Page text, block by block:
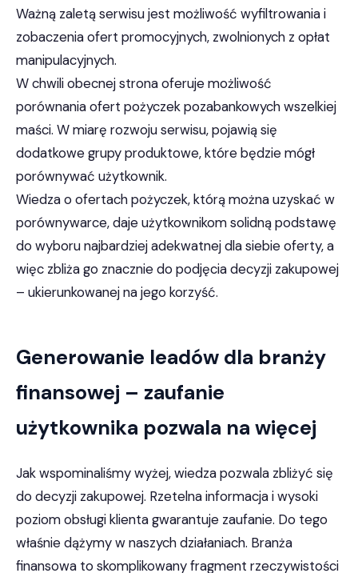
Ważną zaletą serwisu jest możliwość wyfiltrowania i
zobaczenia ofert promocyjnych, zwolnionych z opłat
manipulacyjnych.
W chwili obecnej strona oferuje możliwość
porównania ofert pożyczek pozabankowych wszelkiej
maści. W miarę rozwoju serwisu, pojawią się
dodatkowe grupy produktowe, które będzie mógł
porównywać użytkownik.
Wiedza o ofertach pożyczek, którą można uzyskać w
porównywarce, daje użytkownikom solidną podstawę
do wyboru najbardziej adekwatnej dla siebie oferty, a
więc zbliża go znacznie do podjęcia decyzji zakupowej
– ukierunkowanej na jego korzyść.
Generowanie leadów dla branży
finansowej – zaufanie
użytkownika pozwala na więcej
Jak wspominaliśmy wyżej, wiedza pozwala zbliżyć się
do decyzji zakupowej. Rzetelna informacja i wysoki
poziom obsługi klienta gwarantuje zaufanie. Do tego
właśnie dążymy w naszych działaniach. Branża
finansowa to skomplikowany fragment rzeczywistości